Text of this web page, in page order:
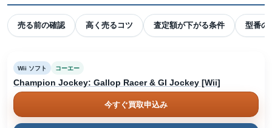
売る前の確認 高く売るコツ 査定額が下がる条件 型番の
Wii ソフト コーエー
Champion Jockey: Gallop Racer & GI Jockey [Wii]
今すぐ買取申込み